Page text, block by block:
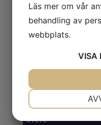
KAPNING & SLIPNING
PACKNING & EMBALLAGE
ROTERANDE FILAR
SKYDD
Smörjning & Rostlösning
SVETS
Läs mer om vår
behandling av
webbplats.
VISA